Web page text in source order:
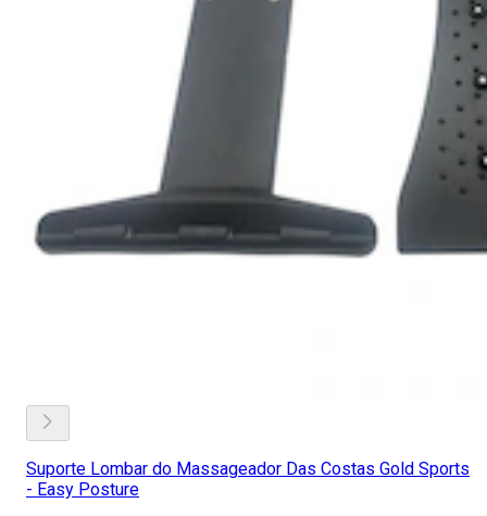
Suporte Lombar do Massageador Das Costas Gold Sports
- Easy Posture